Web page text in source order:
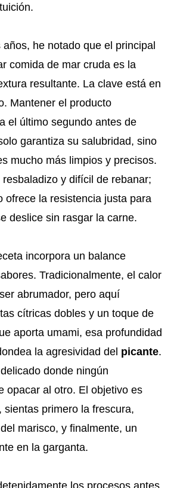
he notado que el principal
comida de mar cruda es la
resultante. La clave está en
Mantener el producto
el último segundo antes de
garantiza su salubridad, sino
mucho más limpios y precisos.
y difícil de rebanar;
ofrece la resistencia justa para
deslice sin rasgar la carne.
incorpora un balance
Tradicionalmente, el calor
abrumador, pero aquí
cítricas dobles y un toque de
aporta umami, esa profundidad
la agresividad del picante.
donde ningún
opacar al otro. El objetivo es
sientas primero la frescura,
marisco, y finalmente, un
en la garganta.
los procesos antes